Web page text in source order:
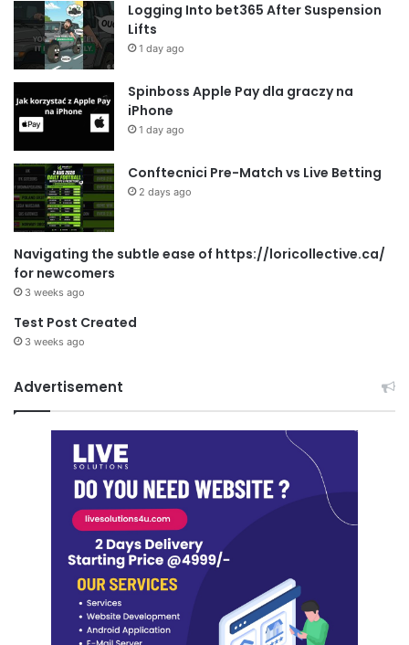
Logging Into bet365 After Suspension
Lifts
1 day ago
Spinboss Apple Pay dla graczy na
iPhone
1 day ago
Conftecnici Pre-Match vs Live Betting
2 days ago
Navigating the subtle ease of https://loricollective.ca/
for newcomers
3 weeks ago
Test Post Created
3 weeks ago
Advertisement